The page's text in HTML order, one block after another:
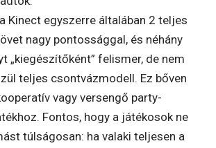
Kinect egyszerre általában 2 teljes
nagy pontossággal, és néhány
„kiegészítőként” felismer, de nem
teljes csontvázmodell. Ez bőven
vagy versengő party-
Fontos, hogy a játékosok ne
túlságosan: ha valaki teljesen a